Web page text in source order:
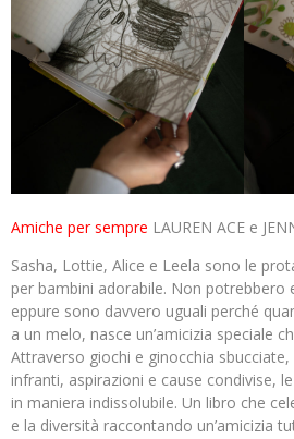
Amiche per sempre LAUREN ACE e
Sasha, Lottie, Alice e Leela sono le
per bambini adorabile. Non potrebbero
eppure sono davvero uguali perché
a un melo, nasce un’amicizia speciale
Attraverso giochi e ginocchia
infranti, aspirazioni e cause condivise,
in maniera indissolubile. Un libro che
e la diversità raccontando un’amicizia